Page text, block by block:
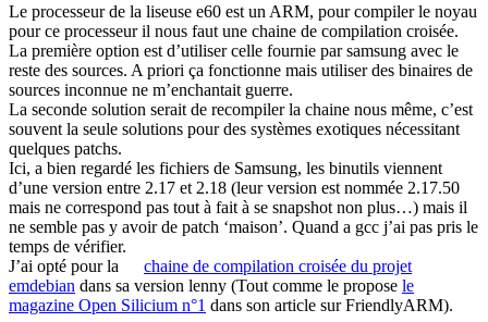
Le processeur de la liseuse e60 est un ARM, pour compiler le noyau
pour ce processeur il nous faut une chaine de compilation croisée.
La première option est d’utiliser celle fournie par samsung avec le
reste des sources. A priori ça fonctionne mais utiliser des binaires de
sources inconnue ne m’enchantait guerre.
La seconde solution serait de recompiler la chaine nous même, c’est
souvent la seule solutions pour des systèmes exotiques nécessitant
quelques patchs.
Ici, a bien regardé les fichiers de Samsung, les binutils viennent
d’une version entre 2.17 et 2.18 (leur version est nommée 2.17.50
mais ne correspond pas tout à fait à se snapshot non plus…) mais il
ne semble pas y avoir de patch ‘maison’. Quand a gcc j’ai pas pris le
temps de vérifier.
J’ai opté pour la
chaine de compilation croisée du projet
emdebian dans sa version lenny (Tout comme le propose le
magazine Open Silicium n°1 dans son article sur FriendlyARM).